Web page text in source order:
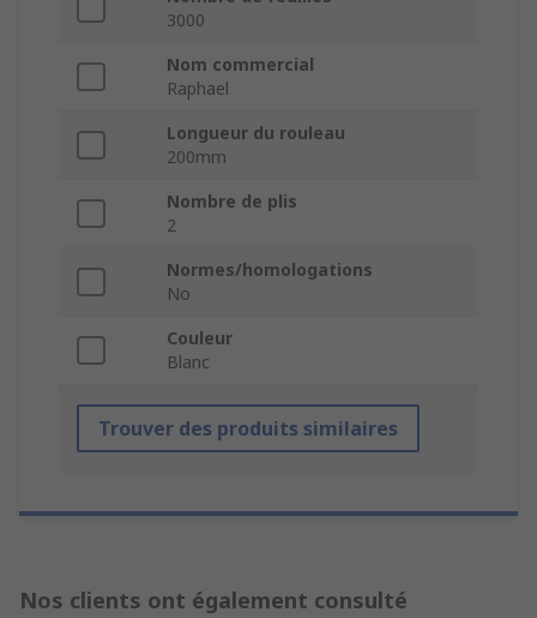
3000
Nom commercial
Raphael
Longueur du rouleau
200mm
Nombre de plis
2
Normes/homologations
No
Couleur
Blanc
Trouver des produits similaires
Nos clients ont également consulté